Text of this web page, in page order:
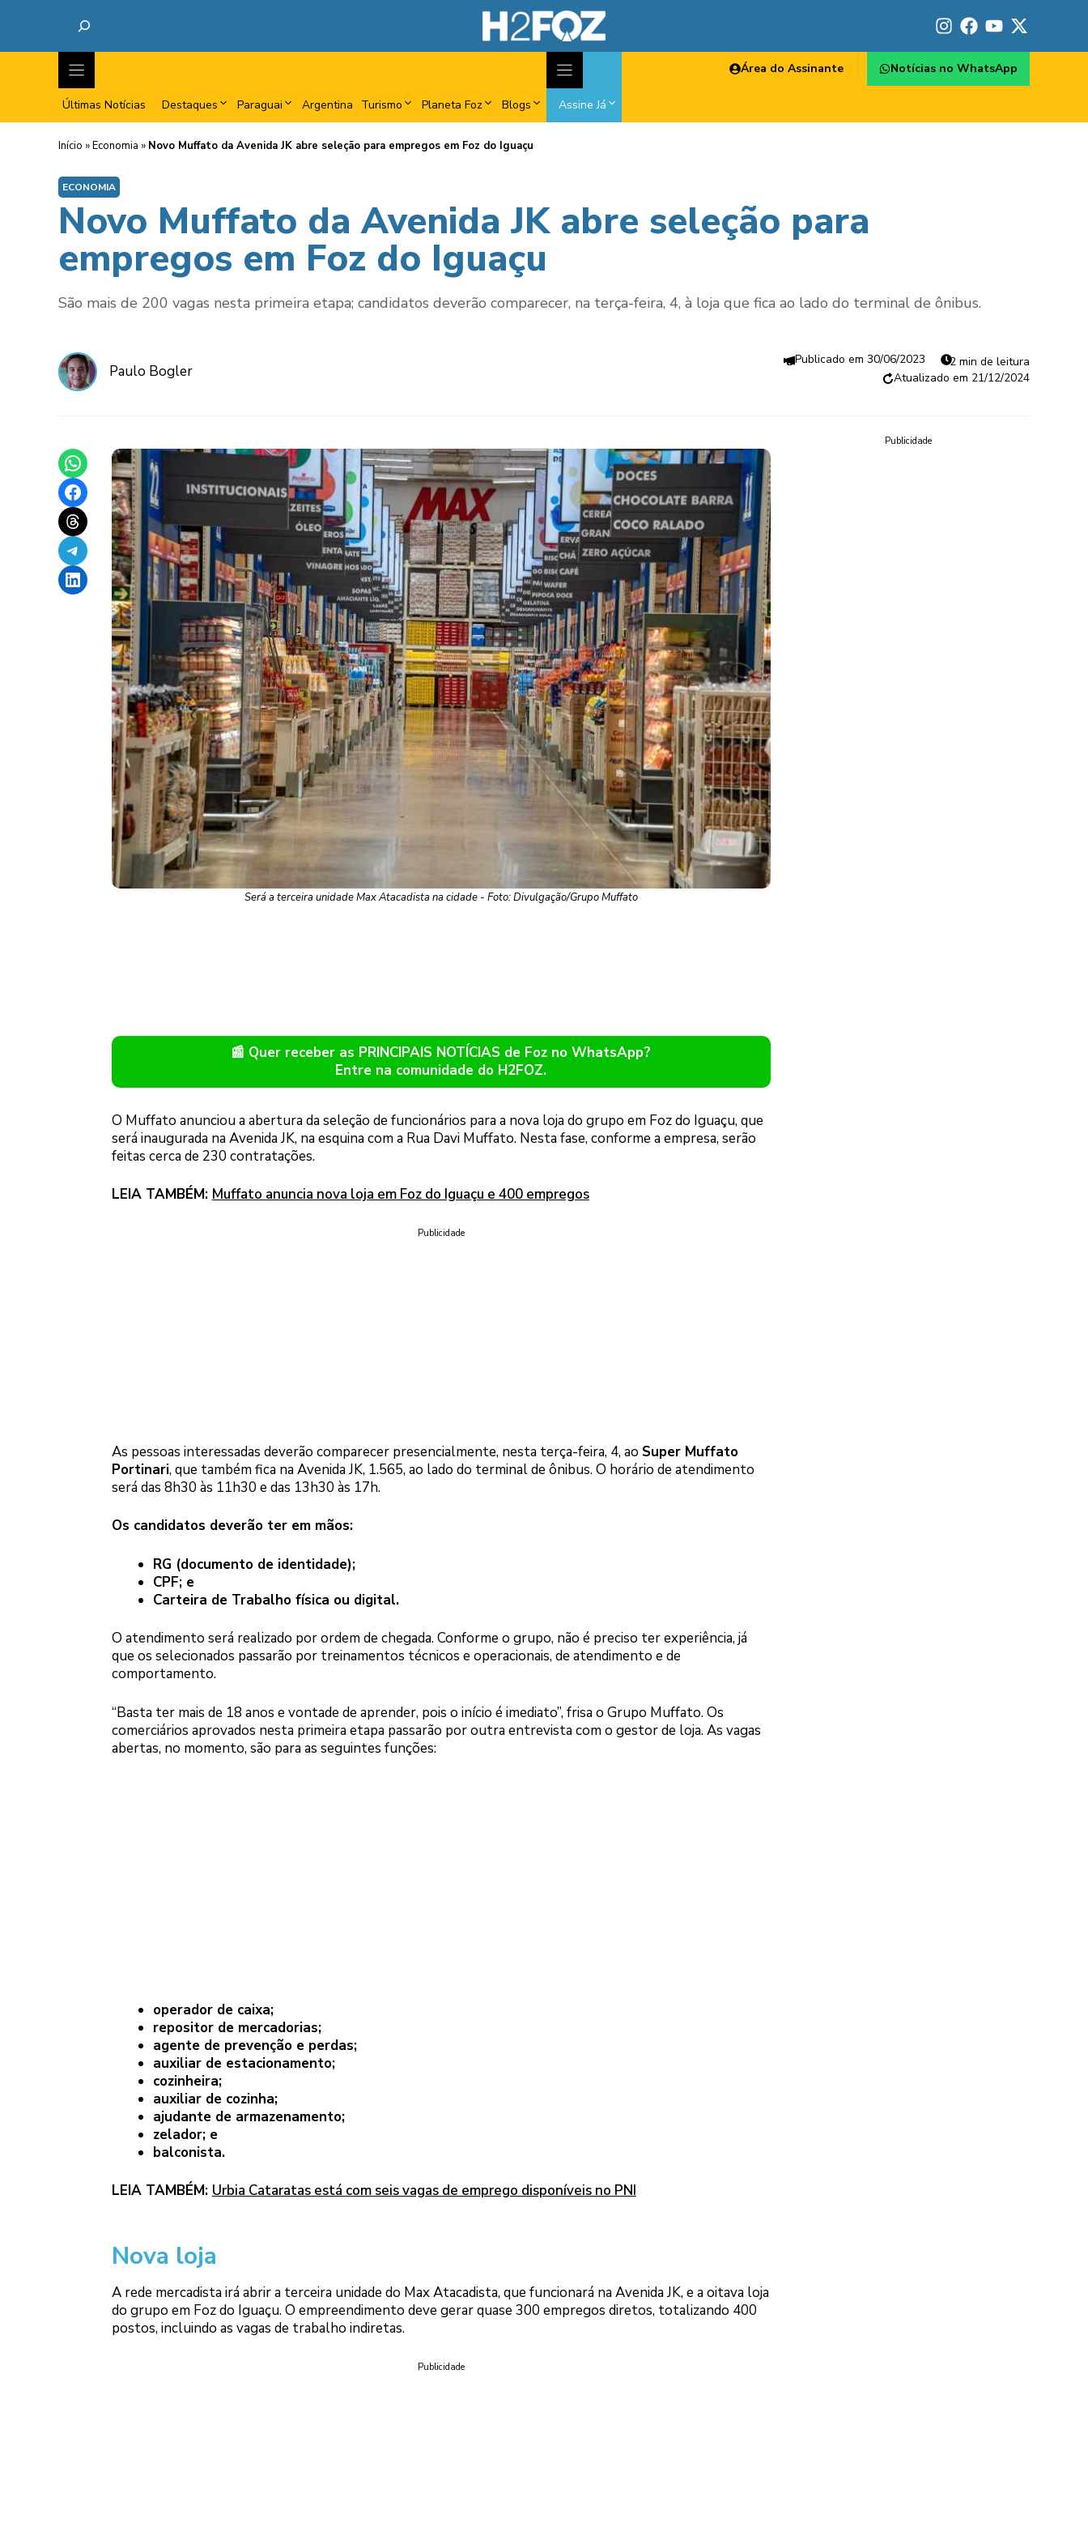
Últimas Notícias Destaques Paraguai Argentina Turismo Planeta Foz Blogs Assine Já
Área do Assinante Notícias no WhatsApp
Início »Economia » Novo Muffato da Avenida JK abre seleção para empregos em Foz do Iguaçu
ECONOMIA
Novo Muffato da Avenida JK abre seleção para
empregos em Foz do Iguaçu
São mais de 200 vagas nesta primeira etapa; candidatos deverão comparecer, na terça-feira, 4, à loja que fica ao lado do terminal de ônibus.
Paulo Bogler
30/06/2023
2 min de leitura
21/12/2024
Share on WhatsApp
Share on Facebook
Share on Threads
Share on Telegram
Share on LinkedIn
Será a terceira unidade Max Atacadista na cidade - Foto: Divulgação/Grupo Muffato
📰 Quer receber as PRINCIPAIS NOTÍCIAS de Foz no WhatsApp?
Entre na comunidade do H2FOZ.
O Muffato anunciou a abertura da seleção de funcionários para a nova loja do grupo em Foz do Iguaçu, que
será inaugurada na Avenida JK, na esquina com a Rua Davi Muffato. Nesta fase, conforme a empresa, serão
feitas cerca de 230 contratações.
LEIA TAMBÉM: Muffato anuncia nova loja em Foz do Iguaçu e 400 empregos
Publicidade
As pessoas interessadas deverão comparecer presencialmente, nesta terça-feira, 4, ao Super Muffato
Portinari, que também fica na Avenida JK, 1.565, ao lado do terminal de ônibus. O horário de atendimento
será das 8h30 às 11h30 e das 13h30 às 17h.
Os candidatos deverão ter em mãos:
RG (documento de identidade);
CPF; e
Carteira de Trabalho física ou digital.
O atendimento será realizado por ordem de chegada. Conforme o grupo, não é preciso ter experiência, já
que os selecionados passarão por treinamentos técnicos e operacionais, de atendimento e de
comportamento.
“Basta ter mais de 18 anos e vontade de aprender, pois o início é imediato”, frisa o Grupo Muffato. Os
comerciários aprovados nesta primeira etapa passarão por outra entrevista com o gestor de loja. As vagas
abertas, no momento, são para as seguintes funções:
operador de caixa;
repositor de mercadorias;
agente de prevenção e perdas;
auxiliar de estacionamento;
cozinheira;
auxiliar de cozinha;
ajudante de armazenamento;
zelador; e
balconista.
LEIA TAMBÉM: Urbia Cataratas está com seis vagas de emprego disponíveis no PNI
Nova loja
A rede mercadista irá abrir a terceira unidade do Max Atacadista, que funcionará na Avenida JK, e a oitava loja
do grupo em Foz do Iguaçu. O empreendimento deve gerar quase 300 empregos diretos, totalizando 400
postos, incluindo as vagas de trabalho indiretas.
Publicidade
Publicidade